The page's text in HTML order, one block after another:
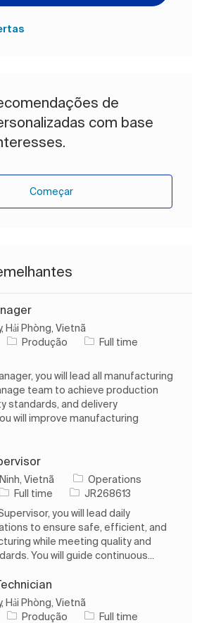
de
com base
Começar
Hải Phòng, Vietnã
Categoria
Produção Tipo de Trabalho
Full time
you will lead all manufacturing
team to achieve production
standards, and delivery
will improve manufacturing
Vietnã
Operations
Tipo de Trabalho
Full time ID do trabalho
JR268613
you will lead daily
to ensure safe, efficient, and
while meeting quality and
You will guide continuous...
Hải Phòng, Vietnã
Categoria
Produção Tipo de Trabalho
Full time